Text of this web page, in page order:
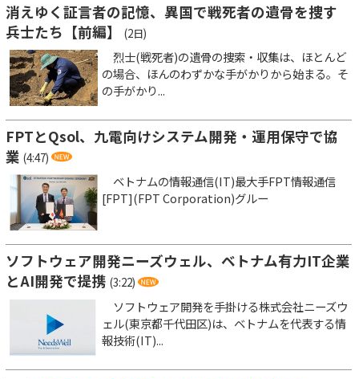
消えゆく証言者の記憶、異国で戦死者の遺骨を捜す
兵士たち【前編】
(2日)
烈士(戦死者)の遺骨の捜索・収集は、ほとんど
の場合、ほんのわずかな手がかりから始まる。そ
の手がかり...
FPTとQsol、九電向けシステム開発・運用保守で協
業 (4:47)
ベトナムの情報通信(IT)最大手FPT情報通信
[FPT](FPT Corporation)グルー
ソフトウェア開発ニーズウェル、ベトナム有力IT企業
とAI開発で提携 (3:22)
ソフトウェア開発を手掛ける株式会社ニーズウ
ェル(東京都千代田区)は、ベトナムを代表する情
報技術(IT)...